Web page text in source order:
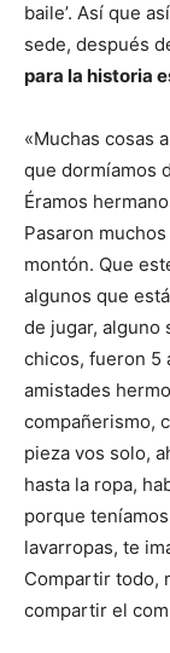
baile’. Así que
sede, después
para la historia
«Muchas cosas
que dormíamos
Éramos
Pasaron
montón. Que
algunos que
de jugar, alguno
chicos, fueron 5
amistades
compañerismo,
pieza vos solo,
hasta la ropa,
porque
lavarropas, te
Compartir todo,
compartir el